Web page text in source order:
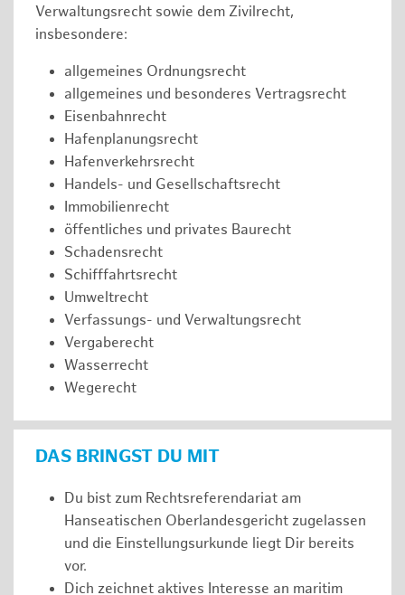
Verwaltungsrecht sowie dem Zivilrecht,
insbesondere:
allgemeines Ordnungsrecht
allgemeines und besonderes Vertragsrecht
Eisenbahnrecht
Hafenplanungsrecht
Hafenverkehrsrecht
Handels- und Gesellschaftsrecht
Immobilienrecht
öffentliches und privates Baurecht
Schadensrecht
Schifffahrtsrecht
Umweltrecht
Verfassungs- und Verwaltungsrecht
Vergaberecht
Wasserrecht
Wegerecht
DAS BRINGST DU MIT
Du bist zum Rechtsreferendariat am
Hanseatischen Oberlandesgericht zugelassen
und die Einstellungsurkunde liegt Dir bereits
vor.
Dich zeichnet aktives Interesse an maritim